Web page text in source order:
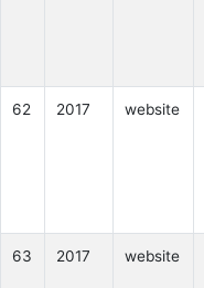
62 2017 website
63 2017 website